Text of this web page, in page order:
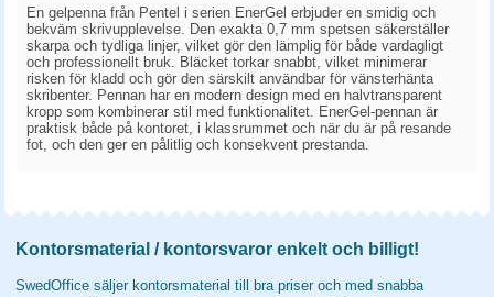
En gelpenna från Pentel i serien EnerGel erbjuder en smidig och
bekväm skrivupplevelse. Den exakta 0,7 mm spetsen säkerställer
skarpa och tydliga linjer, vilket gör den lämplig för både vardagligt
och professionellt bruk. Bläcket torkar snabbt, vilket minimerar
risken för kladd och gör den särskilt användbar för vänsterhänta
skribenter. Pennan har en modern design med en halvtransparent
kropp som kombinerar stil med funktionalitet. EnerGel-pennan är
praktisk både på kontoret, i klassrummet och när du är på resande
fot, och den ger en pålitlig och konsekvent prestanda.
Kontorsmaterial / kontorsvaror enkelt och billigt!
SwedOffice säljer kontorsmaterial till bra priser och med snabba